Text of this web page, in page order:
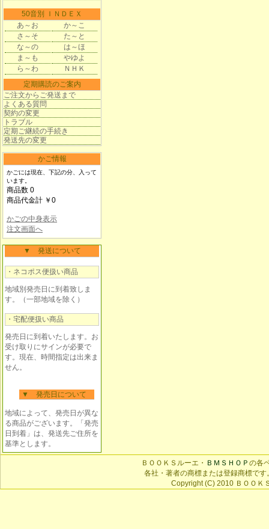
50音別 ＩＮＤＥＸ
あ～お
か～こ
さ～そ
た～と
な～の
は～ほ
ま～も
やゆよ
ら～わ
ＮＨＫ
定期購読のご案内
ご注文からご発送まで
よくある質問
契約の変更
トラブル
定期ご継続の手続き
発送先の変更
かご情報
かごには現在、下記の分、入って
います。
商品数 0
商品代金計 ￥0
かごの中身表示
注文画面へ
▼ 発送について
・ネコポス便扱い商品
地域別発売日に到着致しま
す。（一部地域を除く）
・宅配便扱い商品
発売日に到着いたします。お
受け取りにサインが必要で
す。現在、時間指定は出来ま
せん。
▼ 発売日について
地域によって、発売日が異な
る商品がございます。「発売
日到着」は、発送先ご住所を
基準とします。
ＢＯＯＫＳルーエ・ ＢＭＳＨＯＰ の各
各社・著者の商標または登録商標で
Copyright (C) 2010 ＢＯＯ